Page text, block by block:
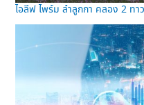
ไอลีฟ ไพร์ม ลำลูกกา คลอง 2 ทา